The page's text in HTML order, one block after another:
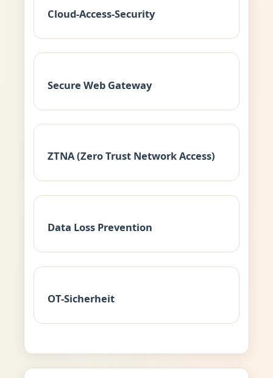
Cloud-Access-Security
Secure Web Gateway
ZTNA (Zero Trust Network Access)
Data Loss Prevention
OT-Sicherheit